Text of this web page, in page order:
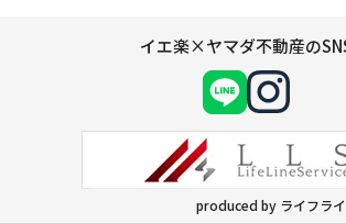
イエ楽×ヤマダ不動産の
produced by ライフラ